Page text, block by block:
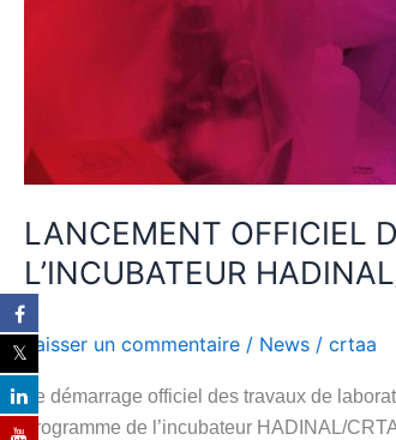
LANCEMENT OFFICIEL
L’INCUBATEUR
Laisser un commentaire / News / crtaa
Le démarrage officiel des travaux de
programme de l’incubateur HADINAL/